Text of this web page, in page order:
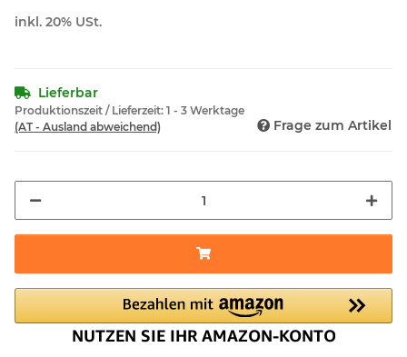
inkl. 20% USt.
Lieferbar
Produktionszeit / Lieferzeit: 1 - 3 Werktage
(AT - Ausland abweichend)
Frage zum Artikel